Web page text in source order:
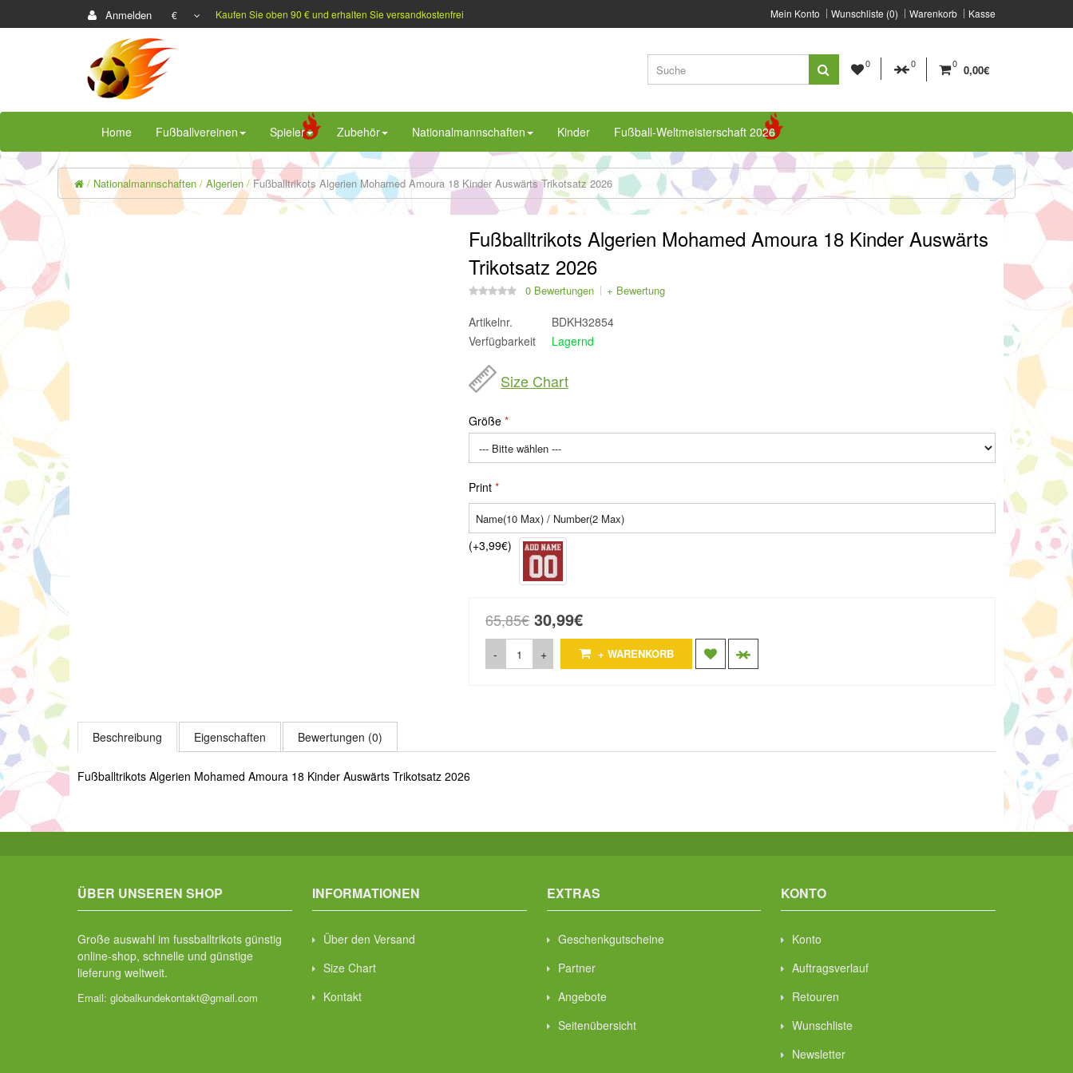
Anmelden € Kaufen Sie oben 90 € und erhalten Sie versandkostenfrei Mein Konto Wunschliste (0) Warenkorb Kasse
0 0 0 0,00€
Home Fußballvereinen Spieler Zubehör Nationalmannschaften Kinder Fußball-Weltmeisterschaft 2026
Nationalmannschaften Algerien Fußballtrikots Algerien Mohamed Amoura 18 Kinder Auswärts Trikotsatz 2026
Fußballtrikots Algerien Mohamed Amoura 18 Kinder Auswärts
Trikotsatz 2026
0 Bewertungen + Bewertung
Artikelnr.
BDKH32854
Verfügbarkeit
Lagernd
Size Chart
Größe
Print
(+3,99€)
65,85€ 30,99€
- + + WARENKORB
Beschreibung Eigenschaften Bewertungen (0)
Fußballtrikots Algerien Mohamed Amoura 18 Kinder Auswärts Trikotsatz 2026
ÜBER UNSEREN SHOP
Große auswahl im fussballtrikots günstig
online-shop, schnelle und günstige
lieferung weltweit.
Email: globalkundekontakt@gmail.com
INFORMATIONEN
Über den Versand
Size Chart
Kontakt
EXTRAS
Geschenkgutscheine
Partner
Angebote
Seitenübersicht
KONTO
Konto
Auftragsverlauf
Retouren
Wunschliste
Newsletter